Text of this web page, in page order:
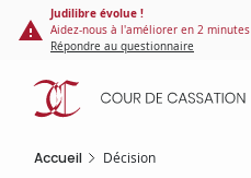
Panneau de gestion des cookies
contenu
principal
Judilibre évolue !
Aidez-nous à l'améliorer en 2 minutes
Répondre au questionnaire
Accueil Décision